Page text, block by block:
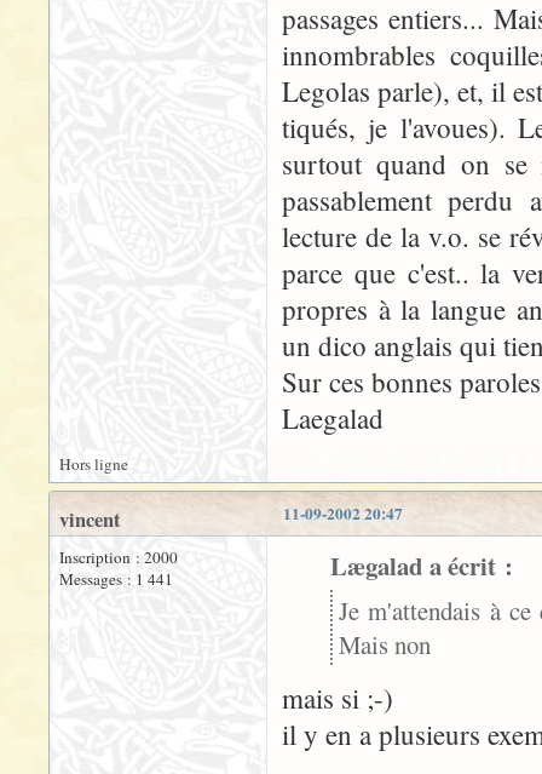
passages entiers...
innombrables
Legolas parle), et, il
tiqués, je l'avoues).
surtout quand on
passablement perdu
lecture de la v.o. se
parce que c'est.. la
propres à la langue
un dico anglais qui
Sur ces bonnes
Laegalad
Hors ligne
11-09-2002 20:47
vincent
Inscription : 2000
Messages : 1 441
Lægalad a écrit :
Je m'attendais à
Mais non
mais si ;-)
il y en a plusieurs